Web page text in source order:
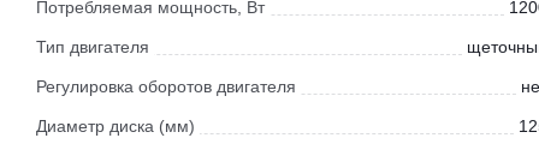
Потребляемая мощность, Вт
Тип двигателя
Регулировка оборотов двигателя
Диаметр диска (мм)